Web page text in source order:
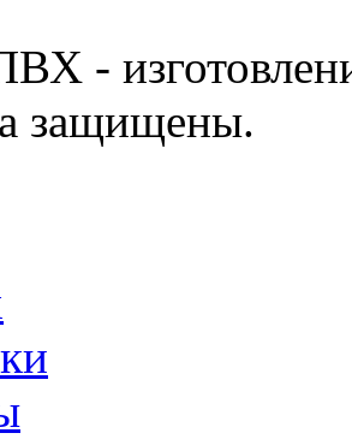
-
защищены.